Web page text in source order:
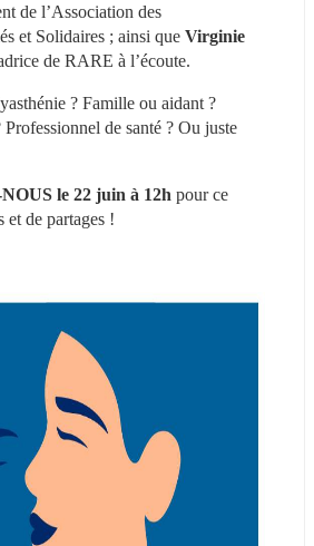
de l’Association des
et Solidaires ; ainsi que Virginie
de RARE à l’écoute.
? Famille ou aidant ?
de santé ? Ou juste
le 22 juin à 12h pour ce
et de partages !